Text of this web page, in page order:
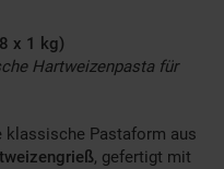
x 1 kg)
Hartweizenpasta für
klassische Pastaform aus
, gefertigt mit